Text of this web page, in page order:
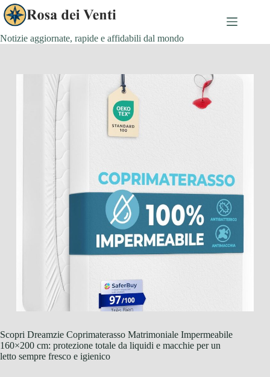
Salta
al
contenuto
Notizie aggiornate, rapide e affidabili dal mondo
Scopri Dreamzie Coprimaterasso Matrimoniale Impermeabile
160×200 cm: protezione totale da liquidi e macchie per un
letto sempre fresco e igienico